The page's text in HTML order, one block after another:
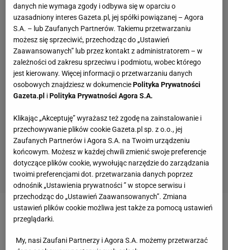
Przypomnijmy, że Bargiel chce wejść na szczyt
i zjechać z niego na nartach, bez użycia
dodatkowego tlenu. To do tej pory nie udało się
danych nie wymaga zgody i odbywa się w oparciu o
uzasadniony interes Gazeta.pl, jej spółki powiązanej – Agora
S.A. – lub Zaufanych Partnerów. Takiemu przetwarzaniu
możesz się sprzeciwić, przechodząc do „Ustawień
Zaawansowanych” lub przez kontakt z administratorem – w
zależności od zakresu sprzeciwu i podmiotu, wobec którego
jest kierowany. Więcej informacji o przetwarzaniu danych
osobowych znajdziesz w dokumenciePolityka Prywatności
Gazeta.pl iPolityka Prywatności Agora S.A.
Klikając „Akceptuję” wyrażasz też zgodę na zainstalowanie i
przechowywanie plików cookie Gazeta.pl sp. z o.o., jej
Zaufanych Partnerów i Agora S.A. na Twoim urządzeniu
końcowym. Możesz w każdej chwili zmienić swoje preferencje
dotyczące plików cookie, wywołując narzędzie do zarządzania
twoimi preferencjami dot. przetwarzania danych poprzez
odnośnik „Ustawienia prywatności ” w stopce serwisu i
przechodząc do „Ustawień Zaawansowanych”. Zmiana
ustawień plików cookie możliwa jest także za pomocą ustawień
przeglądarki.
My, nasi Zaufani Partnerzy i Agora S.A. możemy przetwarzać